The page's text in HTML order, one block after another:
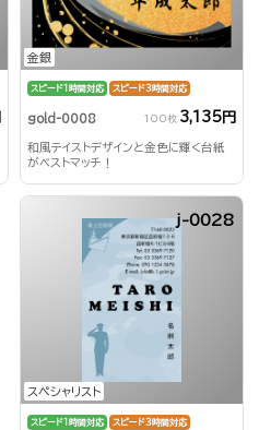
金銀
スピード1時間対応 スピード3時間対応
gold-0008 100枚 3,135円
和風テイストデザインと金色に輝く台紙
がベストマッチ！
スペシャリスト
j-0028
スピード1時間対応 スピード3時間対応